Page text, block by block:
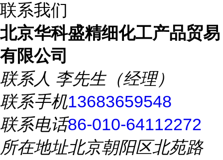
联系我们
北京华科盛精细化工产品贸易
有限公司
联系人 李先生（经理）
联系手机13683659548
联系电话86-010-64112272
所在地址北京朝阳区北苑路